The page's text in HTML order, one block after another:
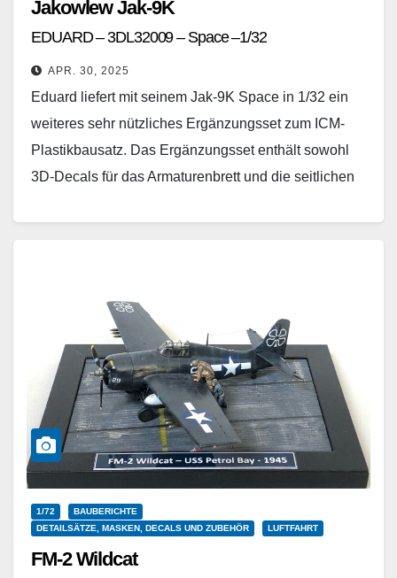
Jakowlew Jak-9K
EDUARD – 3DL32009 – Space –1/32
APR. 30, 2025
Eduard liefert mit seinem Jak-9K Space in 1/32 ein
weiteres sehr nützliches Ergänzungsset zum ICM-
Plastikbausatz. Das Ergänzungsset enthält sowohl
3D-Decals für das Armaturenbrett und die seitlichen
1/72
BAUBERICHTE
DETAILSÄTZE, MASKEN, DECALS UND ZUBEHÖR
LUFTFAHRT
FM-2 Wildcat